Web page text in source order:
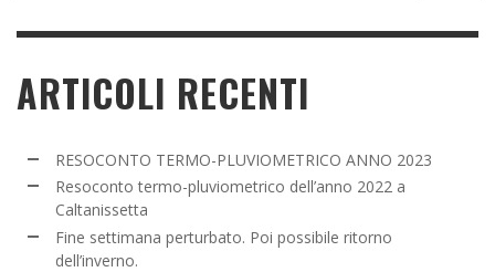
ARTICOLI RECENTI
RESOCONTO TERMO-PLUVIOMETRICO ANNO 2023
Resoconto termo-pluviometrico dell’anno 2022 a
Caltanissetta
Fine settimana perturbato. Poi possibile ritorno
dell’inverno.